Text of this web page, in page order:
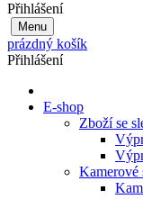
Přihlášení
Menu
prázdný košík
Přihlášení
E-shop
Zboží se
Kamerové